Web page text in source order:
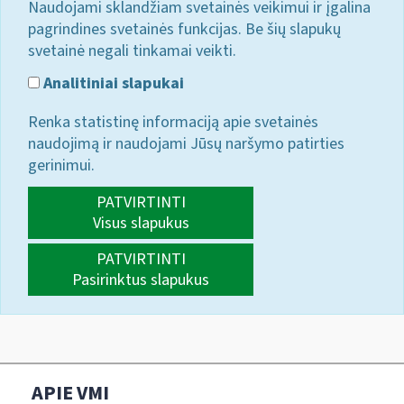
Naudojami sklandžiam svetainės veikimui ir įgalina
pagrindines svetainės funkcijas. Be šių slapukų
svetainė negali tinkamai veikti.
Analitiniai slapukai
Renka statistinę informaciją apie svetainės
naudojimą ir naudojami Jūsų naršymo patirties
gerinimui.
PATVIRTINTI
Visus slapukus
PATVIRTINTI
Pasirinktus slapukus
APIE VMI